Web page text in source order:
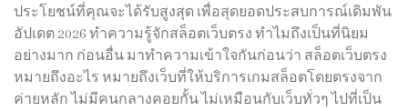
ประโยชน์ที่คุณจะได้รับสูงสุด เพื่อสุดยอดประสบการณ์เดิมพัน
อัปเดต 2026 ทำความรู้จักสล็อตเว็บตรง ทำไมถึงเป็นที่นิยม
อย่างมาก ก่อนอื่น มาทำความเข้าใจกันก่อนว่า สล็อตเว็บตรง
หมายถึงอะไร หมายถึงเว็บที่ให้บริการเกมสล็อตโดยตรงจาก
ค่ายหลัก ไม่มีคนกลางคอยกั้น ไม่เหมือนกับเว็บทั่วๆ ไปที่เป็น